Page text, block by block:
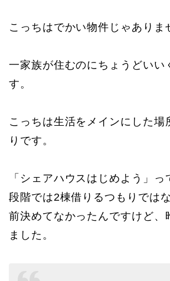
こっちはでかい物件じゃありま
一家族が住むのにちょうどいい
す。
こっちは生活をメインにした場
りです。
「シェアハウスはじめよう」
段階では2棟借りるつもりでは
前決めてなかったんですけど、
ました。